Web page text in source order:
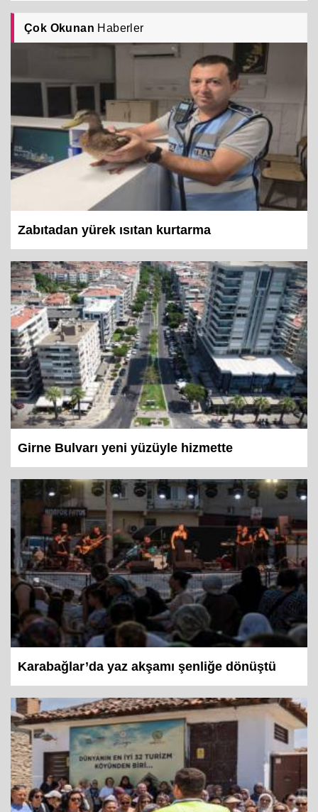
Çok OkunanHaberler
Zabıtadan yürek ısıtan kurtarma
Girne Bulvarı yeni yüzüyle hizmette
Karabağlar’da yaz akşamı şenliğe dönüştü